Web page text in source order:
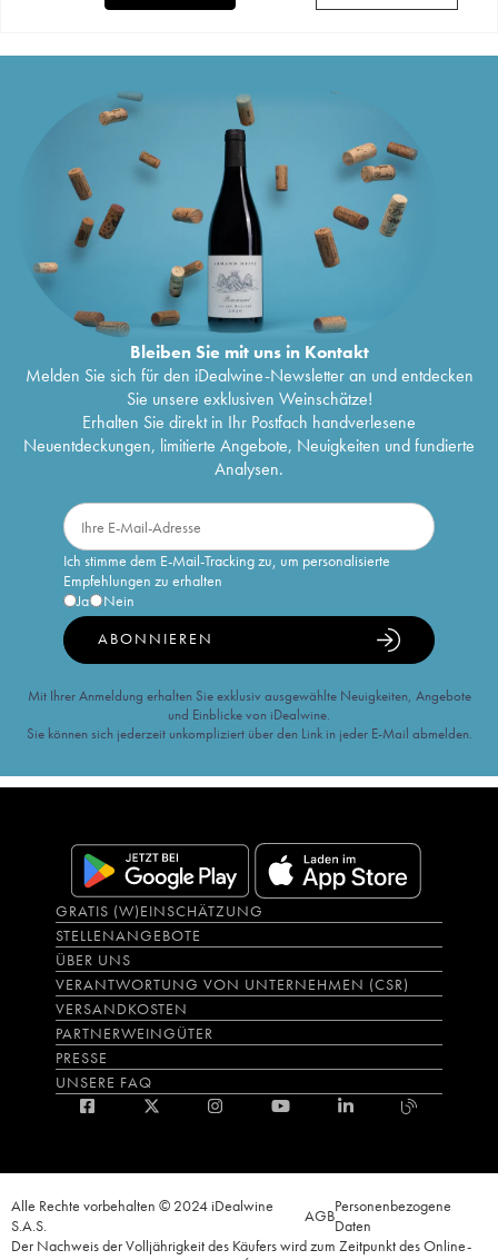
Bleiben Sie mit uns in Kontakt
Melden Sie sich für den iDealwine-Newsletter an und entdecken
Sie unsere exklusiven Weinschätze!
Erhalten Sie direkt in Ihr Postfach handverlesene
Neuentdeckungen, limitierte Angebote, Neuigkeiten und fundierte
Analysen.
Ich stimme dem E-Mail-Tracking zu, um personalisierte
Empfehlungen zu erhalten
Ja
Nein
ABONNIEREN
Mit Ihrer Anmeldung erhalten Sie exklusiv ausgewählte Neuigkeiten, Angebote
und Einblicke von iDealwine.
Sie können sich jederzeit unkompliziert über den Link in jeder E-Mail abmelden.
GRATIS (W)EINSCHÄTZUNG
STELLENANGEBOTE
ÜBER UNS
VERANTWORTUNG VON UNTERNEHMEN (CSR)
VERSANDKOSTEN
PARTNERWEINGÜTER
PRESSE
UNSERE FAQ
Alle Rechte vorbehalten © 2024 iDealwine
S.A.S.
AGBPersonenbezogene
Daten
Der Nachweis der Volljährigkeit des Käufers wird zum Zeitpunkt des Online-